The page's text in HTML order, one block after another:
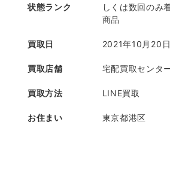
状態ランク
しくは数回のみ
商品
買取日 2021年10月20日
買取店舗 宅配買取センタ
買取方法 LINE買取
お住まい 東京都港区